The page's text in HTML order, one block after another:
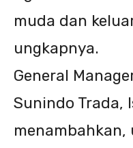
muda dan
ungkapnya.
General
Sunindo Trada,